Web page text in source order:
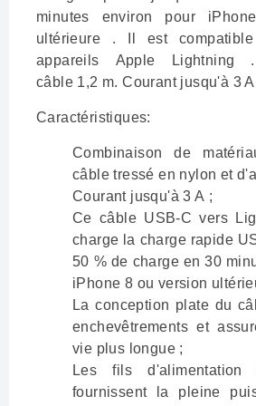
minutes environ pour
ultérieure . Il est
appareils Apple Lightning .
câble 1,2 m. Courant jusqu'à 3
Caractéristiques:
Combinaison de
câble tressé en nylon et
Courant jusqu'à 3 A ;
Ce câble USB-C vers
charge la charge rapide
50 % de charge en 30
iPhone 8 ou version
La conception plate du
enchevêtrements et
vie plus longue ;
Les fils
fournissent la pleine